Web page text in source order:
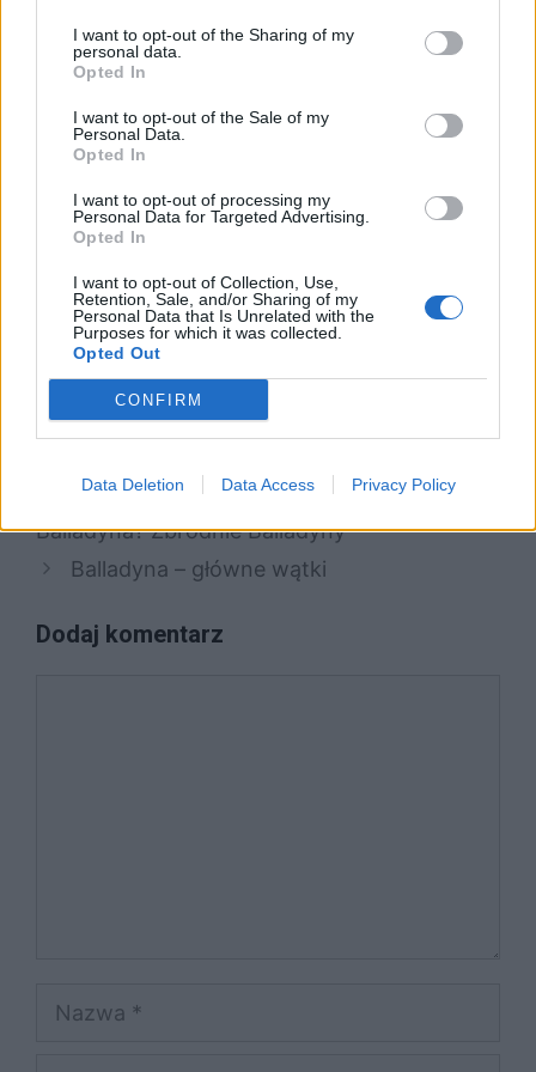
I want to opt-out of the Sharing of my
personal data.
Opted In
I want to opt-out of the Sale of my
Personal Data.
Opted In
I want to opt-out of processing my
Personal Data for Targeted Advertising.
Opted In
I want to opt-out of Collection, Use,
Retention, Sale, and/or Sharing of my
Personal Data that Is Unrelated with the
Purposes for which it was collected.
Opted Out
CONFIRM
Data Deletion Data Access Privacy Policy
Ju­liu­sza Sło­wac­kie­go. W swo­jej od­po­
wie­dzi uwzględ­nij rów­nież wy­bra­ny
kon­tekst.
Wina i kara w literaturze. Omów
zagadnienie na podstawie „Balladyny”
Juliusza Słowackiego. W swojej
wybrany kontekst.
Fon Kostryn – charakterystyka
Kategorie
opracowania
Kogo, dlaczego i w jaki sposób zabiła
Balladyna? Zbrodnie Balladyny
Balladyna – główne wątki
Dodaj komentarz
Nazwa